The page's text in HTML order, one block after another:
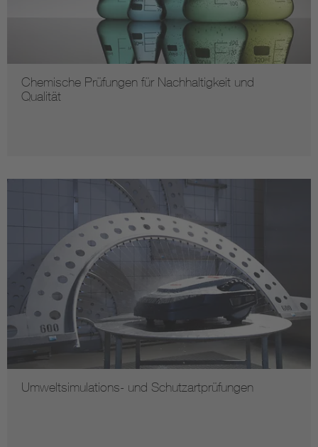
Chemische Prüfungen für Nachhaltigkeit und
Qualität
Umweltsimulations- und Schutzartprüfungen